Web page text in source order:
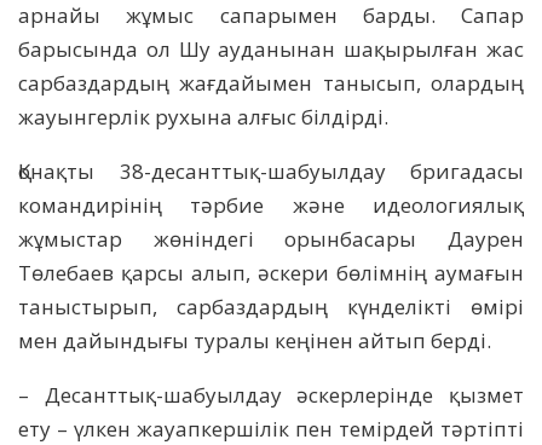
арнайы жұмыс сапарымен барды. Сапар
барысында ол Шу ауданынан шақырылған жас
сарбаздардың жағдайымен танысып, олардың
жауынгерлік рухына алғыс білдірді.
Қонақты 38-десанттық-шабуылдау бригадасы
командирінің тәрбие және идеологиялық
жұмыстар жөніндегі орынбасары Даурен
Төлебаев қарсы алып, әскери бөлімнің аумағын
таныстырып, сарбаздардың күнделікті өмірі
мен дайындығы туралы кеңінен айтып берді.
– Десанттық-шабуылдау әскерлерінде қызмет
ету – үлкен жауапкершілік пен темірдей тәртіпті